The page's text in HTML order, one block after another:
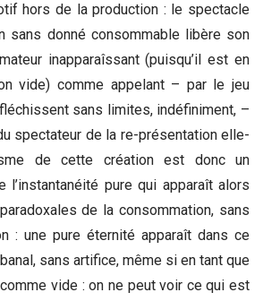
hors de la production : le spectacle
sans donné consommable libère son
inapparaîssant (puisqu’il est en
vide) comme appelant – par le jeu
sans limites, indéfiniment, –
spectateur de la re-présentation elle-
de cette création est donc un
l’instantanéité pure qui apparaît alors
de la consommation, sans
: une pure éternité apparaît dans ce
sans artifice, même si en tant que
vide : on ne peut voir ce qui est